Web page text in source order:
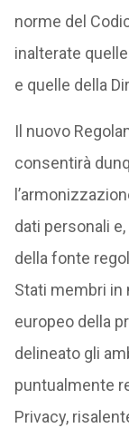
norme del
inalterate
e quelle della
Il nuovo
consentirà
dati personali
della fonte
Stati membri in
europeo della
delineato gli
puntualmente
Privacy,